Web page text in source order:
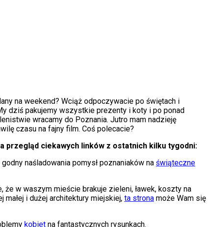
na weekend? Wciąż odpoczywacie po świętach i
dziś pakujemy wszystkie prezenty i koty i po ponad
wracamy do Poznania. Jutro mam nadzieję
czasu na fajny film. Coś polecacie?
przegląd ciekawych linków z ostatnich kilku tygodni:
naśladowania pomysł poznaniaków na świąteczne
że w waszym mieście brakuje zieleni, ławek, koszty na
małej i dużej architektury miejskiej, ta strona może Wam się
kobiet na fantastycznych rysunkach.